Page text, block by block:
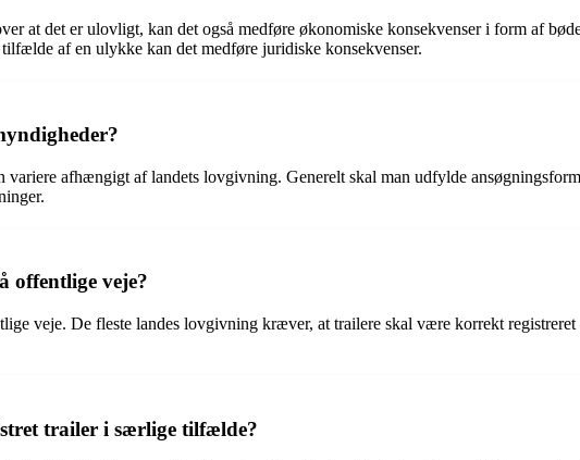
at det er ulovligt, kan det også medføre økonomiske konsekvenser i form af
af en ulykke kan det medføre juridiske konsekvenser.
variere afhængigt af landets lovgivning. Generelt skal man udfylde
offentlige veje?
veje. De fleste landes lovgivning kræver, at trailere skal være korrekt
trailer i særlige tilfælde?